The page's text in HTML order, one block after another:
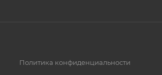
Политика конфиденциальности